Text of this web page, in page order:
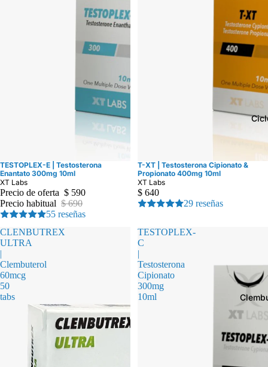
Oferta
TESTOPLEX-E | Testosterona
Enantato 300mg 10ml
XT Labs
Precio de oferta $ 590
Precio habitual $ 690
55 reseñas
T-XT | Testosterona Cipionato &
Propionato 400mg 10ml
XT Labs
$ 640
29 reseñas
CLENBUTREX
ULTRA
|
Clembuterol
60mcg
50
tabs
TESTOPLEX-
C
|
Testosterona
Cipionato
300mg
10ml